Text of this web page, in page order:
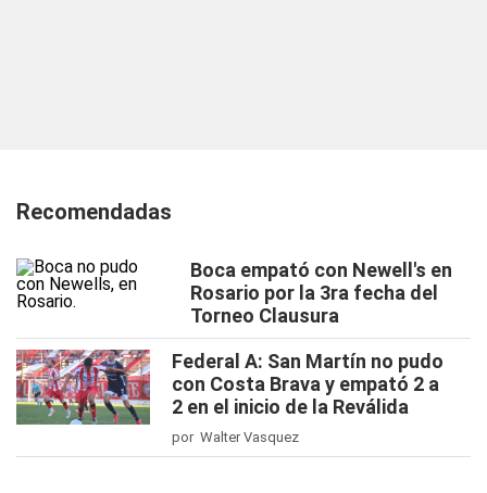
Recomendadas
Boca empató con Newell's en
Rosario por la 3ra fecha del
Torneo Clausura
Federal A: San Martín no pudo
con Costa Brava y empató 2 a
2 en el inicio de la Reválida
por Walter Vasquez